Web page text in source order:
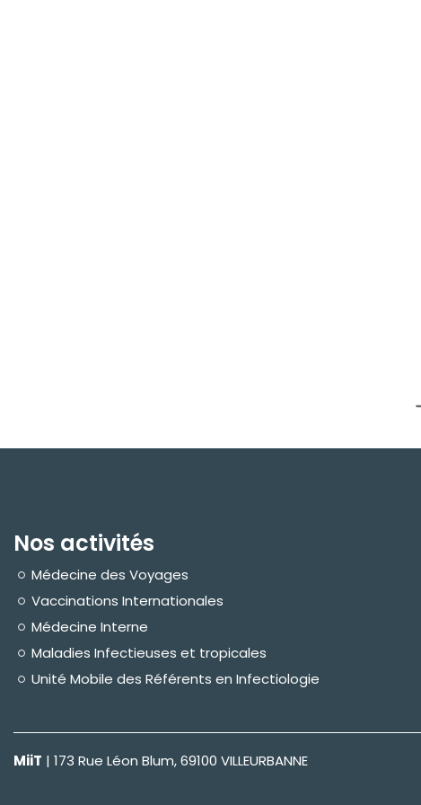
Nos activités
Médecine des Voyages
Vaccinations Internationales
Médecine Interne
Maladies Infectieuses et tropicales
Unité Mobile des Référents en Infectiologie
MiiT | 173 Rue Léon Blum, 69100 VILLEURBANNE